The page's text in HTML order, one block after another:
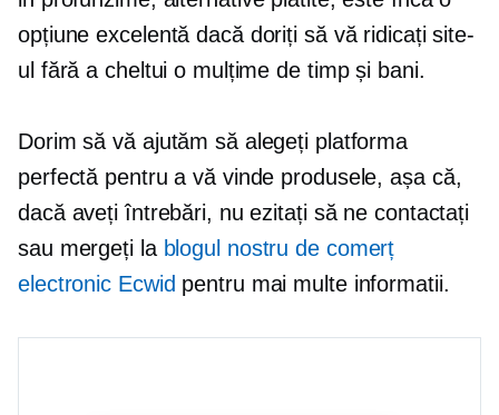
opțiune excelentă dacă doriți să vă ridicați site-
ul fără a cheltui o mulțime de timp și bani.
Dorim să vă ajutăm să alegeți platforma
perfectă pentru a vă vinde produsele, așa că,
dacă aveți întrebări, nu ezitați să ne contactați
sau mergeți la blogul nostru de comerț
electronic Ecwid pentru mai multe informatii.